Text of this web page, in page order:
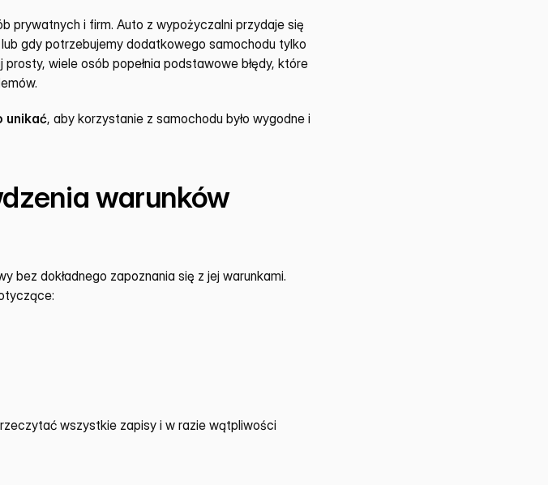
prywatnych i firm. Auto z wypożyczalni przydaje się
gdy potrzebujemy dodatkowego samochodu tylko
wiele osób popełnia podstawowe błędy, które
unikać, aby korzystanie z samochodu było wygodne i
warunków
bez dokładnego zapoznania się z jej warunkami.
wszystkie zapisy i w razie wątpliwości